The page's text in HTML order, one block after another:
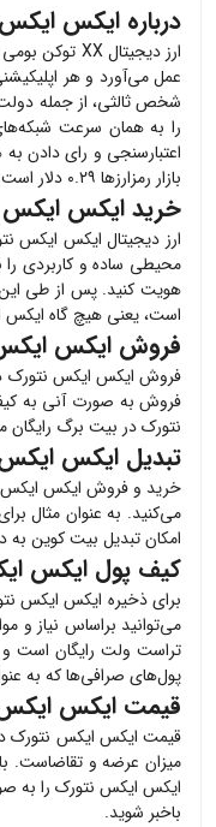
درباره ایکس
شخص ثالثی، از جمله
بازار رمزارزها ۰.۲۹ دلار است.
خرید ایکس ایکس
ارز دیجیتال ایکس ایکس
محیطی ساده و کاربردی را
هویت کنید. پس از طی این
است، یعنی هیچ گاه ایکس
فروش ایکس
فروش ایکس ایکس نتورک
فروش به صورت آنی به کیف
نتورکدر بیت برگ رایگان
تبدیل ایکس
خرید و فروش ایکس
می‌کنید. به عنوان مثال
امکان تبدیل بیت کوین به
کیف پول ایکس
برای ذخیره ایکس ایکس
می‌توانید براساس نیاز و
تراست ولت رایگان است و
پول‌های صرافی‌ها که به
قیمت ایکس
قیمت ایکس ایکس نتورک
میزان عرضه و تقاضاست. با
ایکس ایکس نتورک را به
باخبر شوید.